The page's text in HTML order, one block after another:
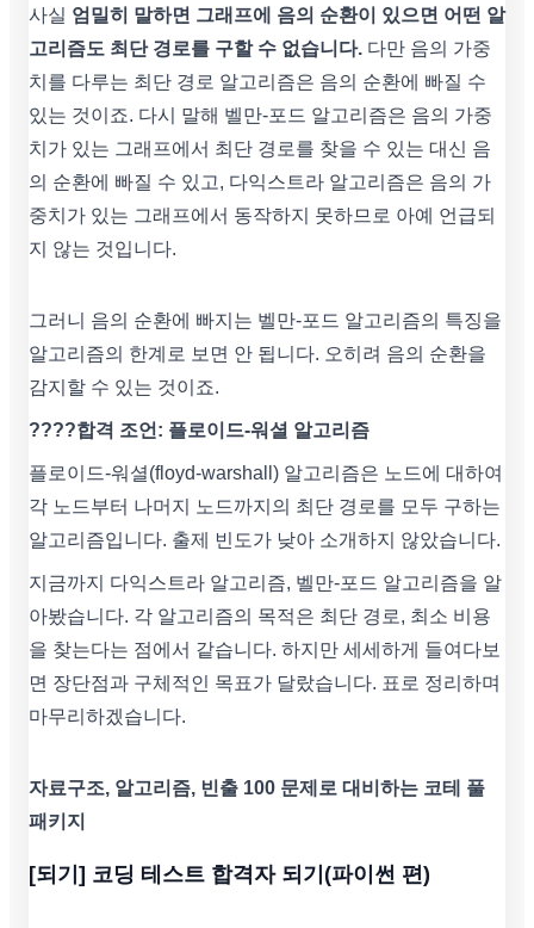
사실 엄밀히 말하면 그래프에 음의 순환이 있으면 어떤 알
고리즘도 최단 경로를 구할 수 없습니다. 다만 음의 가중
치를 다루는 최단 경로 알고리즘은 음의 순환에 빠질 수
있는 것이죠. 다시 말해 벨만-포드 알고리즘은 음의 가중
치가 있는 그래프에서 최단 경로를 찾을 수 있는 대신 음
의 순환에 빠질 수 있고, 다익스트라 알고리즘은 음의 가
중치가 있는 그래프에서 동작하지 못하므로 아예 언급되
지 않는 것입니다.
그러니 음의 순환에 빠지는 벨만-포드 알고리즘의 특징을
알고리즘의 한계로 보면 안 됩니다. 오히려 음의 순환을
감지할 수 있는 것이죠.
????합격 조언: 플로이드-워셜 알고리즘
플로이드-워셜(floyd-warshall) 알고리즘은 노드에 대하여
각 노드부터 나머지 노드까지의 최단 경로를 모두 구하는
알고리즘입니다. 출제 빈도가 낮아 소개하지 않았습니다.
지금까지 다익스트라 알고리즘, 벨만-포드 알고리즘을 알
아봤습니다. 각 알고리즘의 목적은 최단 경로, 최소 비용
을 찾는다는 점에서 같습니다. 하지만 세세하게 들여다보
면 장단점과 구체적인 목표가 달랐습니다. 표로 정리하며
마무리하겠습니다.
자료구조, 알고리즘, 빈출 100 문제로 대비하는 코테 풀
패키지
[되기] 코딩 테스트 합격자 되기(파이썬 편)